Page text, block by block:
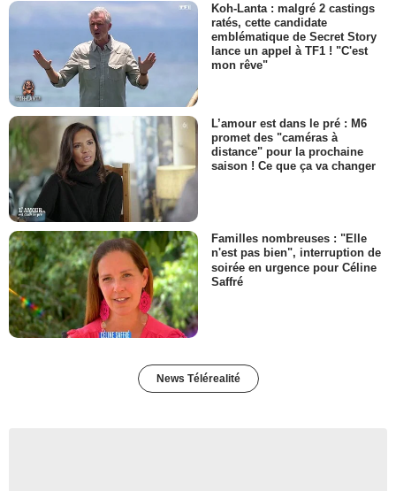
Koh-Lanta : malgré 2 castings
ratés, cette candidate
emblématique de Secret Story
lance un appel à TF1 ! "C'est
mon rêve"
L’amour est dans le pré : M6
promet des "caméras à
distance" pour la prochaine
saison ! Ce que ça va changer
Familles nombreuses : "Elle
n'est pas bien", interruption de
soirée en urgence pour Céline
Saffré
News Télérealité